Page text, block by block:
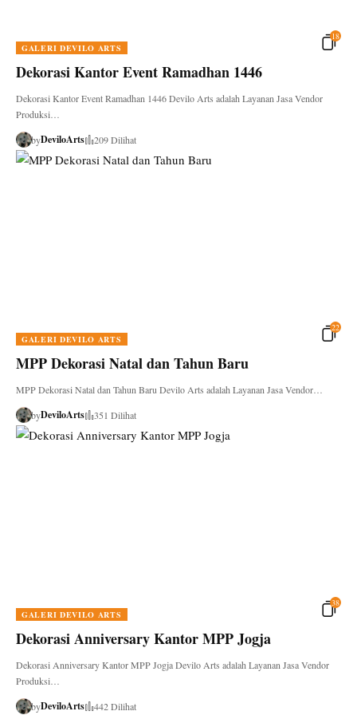
18
GALERI DEVILO ARTS
Dekorasi Kantor Event Ramadhan 1446
Dekorasi Kantor Event Ramadhan 1446 Devilo Arts adalah Layanan Jasa Vendor
Produksi…
byDeviloArts 209 Dilihat
22
GALERI DEVILO ARTS
MPP Dekorasi Natal dan Tahun Baru
MPP Dekorasi Natal dan Tahun Baru Devilo Arts adalah Layanan Jasa Vendor…
byDeviloArts 351 Dilihat
38
GALERI DEVILO ARTS
Dekorasi Anniversary Kantor MPP Jogja
Dekorasi Anniversary Kantor MPP Jogja Devilo Arts adalah Layanan Jasa Vendor
Produksi…
byDeviloArts 442 Dilihat